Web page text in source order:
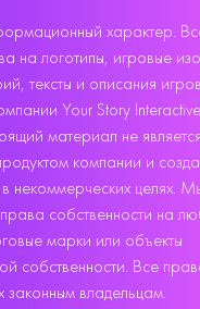
характер.
на логотипы, игровые
тексты и описания
Your Story Interactive
материал не является
компании и
в некоммерческих целях.
собственности на
марки или объекты
собственности. Все
законным владельцам.